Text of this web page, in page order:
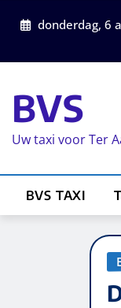
donderdag, 6
BVS
Uw taxi voor Ter
BVS TAXI